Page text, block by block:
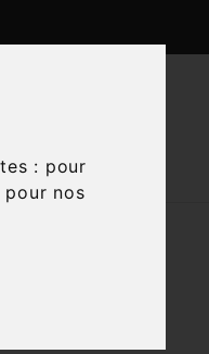
: pour
nos